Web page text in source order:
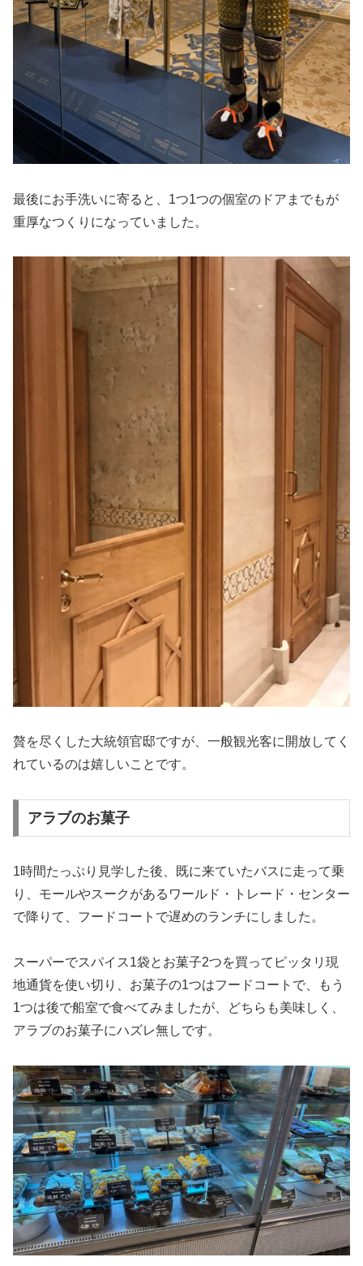
最後にお手洗いに寄ると、1つ1つの個室のドアまでもが
重厚なつくりになっていました。
贅を尽くした大統領官邸ですが、一般観光客に開放してく
れているのは嬉しいことです。
アラブのお菓子
1時間たっぷり見学した後、既に来ていたバスに走って乗
り、モールやスークがあるワールド・トレード・センター
で降りて、フードコートで遅めのランチにしました。
スーパーでスパイス1袋とお菓子2つを買ってピッタリ現
地通貨を使い切り、お菓子の1つはフードコートで、もう
1つは後で船室で食べてみましたが、どちらも美味しく、
アラブのお菓子にハズレ無しです。